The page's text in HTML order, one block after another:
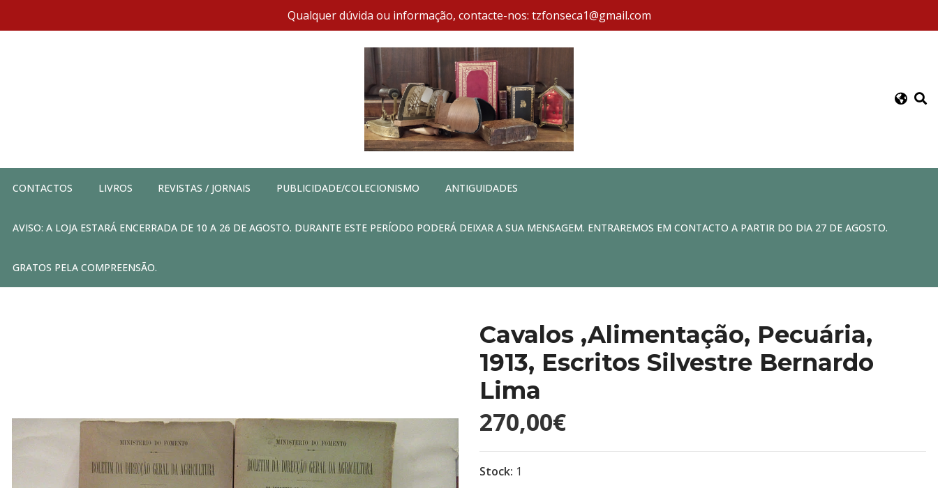
Qualquer dúvida ou informação, contacte-nos: tzfonseca1@gmail.com
CONTACTOS LIVROS REVISTAS / JORNAIS PUBLICIDADE/COLECIONISMO ANTIGUIDADES
AVISO: A LOJA ESTARÁ ENCERRADA DE 10 A 26 DE AGOSTO. DURANTE ESTE PERÍODO PODERÁ DEIXAR A SUA MENSAGEM. ENTRAREMOS EM CONTACTO A PARTIR DO DIA 27 DE AGOSTO.
GRATOS PELA COMPREENSÃO.
Cavalos ,Alimentação, Pecuária,
1913, Escritos Silvestre Bernardo
Lima
270,00€
Stock: 1